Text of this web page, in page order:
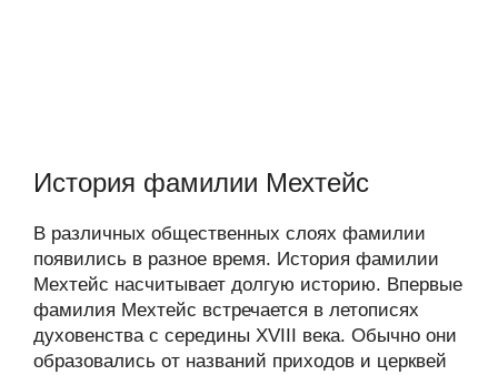
История фамилии Мехтейс
В различных общественных слоях фамилии
появились в разное время. История фамилии
Мехтейс насчитывает долгую историю. Впервые
фамилия Мехтейс встречается в летописях
духовенства с середины XVIII века. Обычно они
образовались от названий приходов и церквей